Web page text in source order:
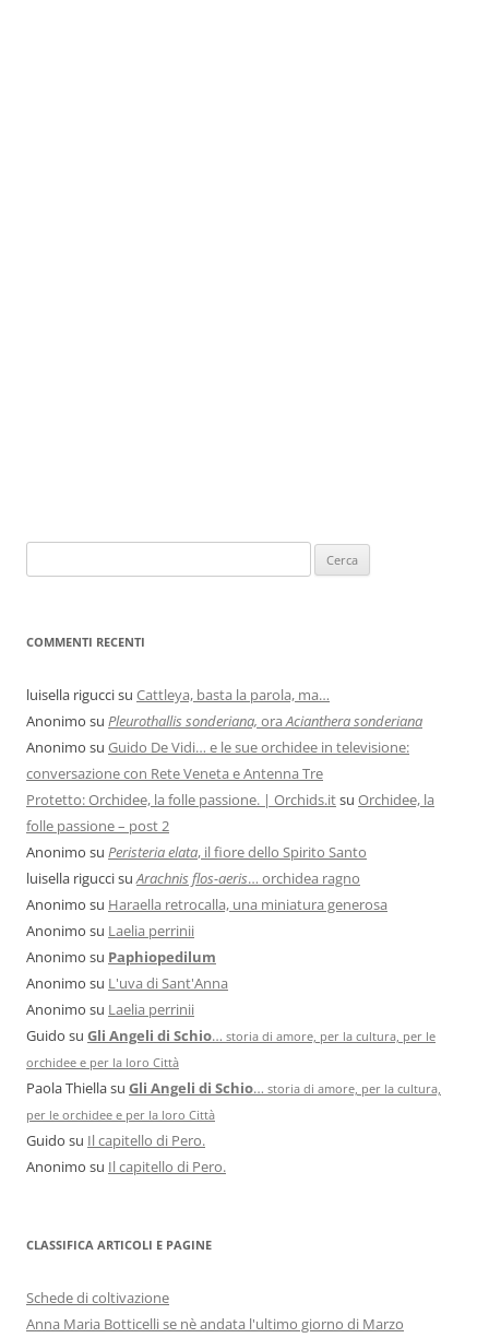
COMMENTI RECENTI
luisella riguccisu Cattleya, basta la parola, ma…
Anonimo su Pleurothallis sonderiana, ora Acianthera sonderiana
Anonimo su Guido De Vidi… e le sue orchidee in televisione:
conversazione con Rete Veneta e Antenna Tre
Protetto: Orchidee, la folle passione. | Orchids.itsu Orchidee, la
folle passione – post 2
Anonimo su Peristeria elata, il fiore dello Spirito Santo
luisella riguccisu Arachnis flos-aeris… orchidea ragno
Anonimo su Haraella retrocalla, una miniatura generosa
Anonimo su Laelia perrinii
Anonimo su Paphiopedilum
Anonimo su L'uva di Sant'Anna
Anonimo su Laelia perrinii
Guido su Gli Angeli di Schio… storia di amore, per la cultura, per le
orchidee e per la loro Città
Paola Thiellasu Gli Angeli di Schio… storia di amore, per la cultura,
per le orchidee e per la loro Città
Guido su Il capitello di Pero.
Anonimo su Il capitello di Pero.
CLASSIFICA ARTICOLI E PAGINE
Schede di coltivazione
Anna Maria Botticelli se nè andata l'ultimo giorno di Marzo